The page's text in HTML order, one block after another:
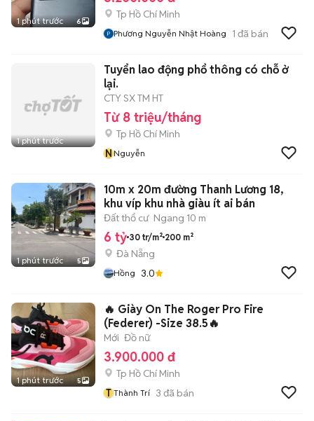
1 phút trước 6
Tp Hồ Chí Minh
Phương Nguyễn Nhật Hoàng 1 đã bán
1 phút trước
Tuyển lao động phổ thông có chỗ ở
lại.
CTY SX TM HT
Từ 8 triệu/tháng
Tp Hồ Chí Minh
NNguyễn
1 phút trước 5
10m x 20m đường Thanh Lương 18,
khu víp khu nhà giàu ít ai bán
Đất thổ cư Ngang 10 m
6 tỷ 30 tr/m² 200 m²
Đà Nẵng
Hồng 3.0
1 phút trước 5
🔥 Giày On The Roger Pro Fire
(Federer) -Size 38.5🔥
Mới Đồ nữ
3.900.000 đ
Tp Hồ Chí Minh
T Thành Trí 3 đã bán